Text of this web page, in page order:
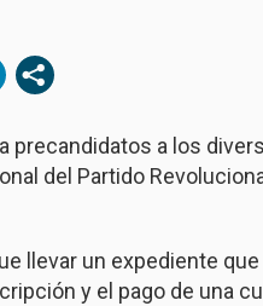
precandidatos a los
del Partido
llevar un expediente
y el pago de una